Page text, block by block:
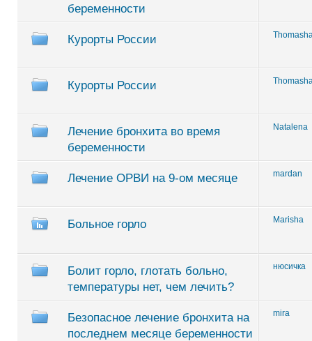
беременности
Курорты России
Курорты России
Лечение бронхита во время
беременности
Natalena
Лечение ОРВИ на 9-ом месяце mardan
Больное горло Marisha
Болит горло, глотать больно,
температуры нет, чем лечить?
нюсичка
Безопасное лечение бронхита на
последнем месяце беременности
mira